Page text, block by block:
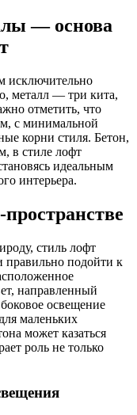
— основа
исключительно
металл — три кита,
отметить, что
с минимальной
корни стиля. Бетон,
в стиле лофт
идеальным
интерьера.
стиль лофт
подойти к
направленный
освещение
маленьких
может казаться
роль не только